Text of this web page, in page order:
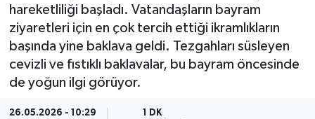
hareketliliği başladı. Vatandaşların bayram
ziyaretleri için en çok tercih ettiği ikramlıkların
başında yine baklava geldi. Tezgahları süsleyen
cevizli ve fıstıklı baklavalar, bu bayram öncesinde
de yoğun ilgi görüyor.
26.05.2026 - 10:29 1 DK